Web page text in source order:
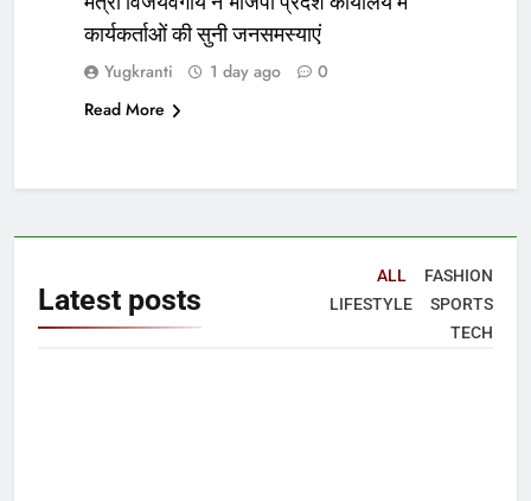
कार्यकर्ताओं की सुनी जनसमस्याएं
Yugkranti 1 day ago
0
Read More
Latest posts
ALL
FASHION
LIFESTYLE
SPORTS
TECH